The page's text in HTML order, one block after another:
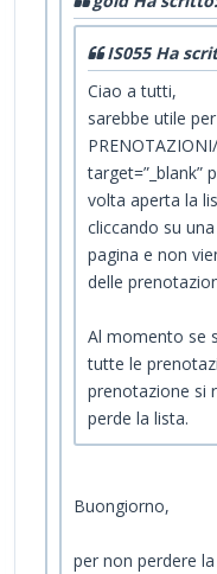
IS055 Ha
Ciao a tutti,
sarebbe utile
target=”_blank”
volta aperta la
cliccando su
pagina e non
delle
Al momento se
tutte le
prenotazione si
perde la lista.
Buongiorno,
per non perdere